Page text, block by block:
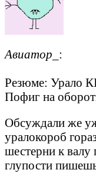
Авиатор_ :
Резюме: Урало
Пофиг на
Обсуждали же
уралокороб
шестерни к валу
глупости